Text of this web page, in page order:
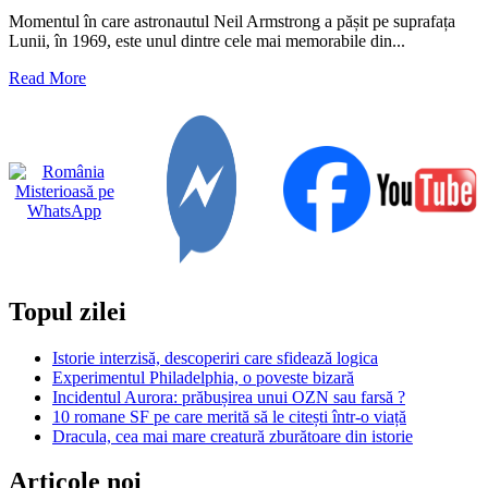
cele
mai
mari
explozii
din
Momentul în care astronautul Neil Armstrong a pășit pe suprafața
Lunii, în 1969, este unul dintre cele mai memorabile din...
Read MoreRead
detonarea
unei
bombe
Topul zilei
Istorie interzisă, descoperiri care sfidează logica
Experimentul Philadelphia, o poveste bizară
Incidentul Aurora: prăbușirea unui OZN sau farsă ?
10 romane SF pe care merită să le citești într-o viață
Dracula, cea mai mare creatură zburătoare din istorie
Articole noi